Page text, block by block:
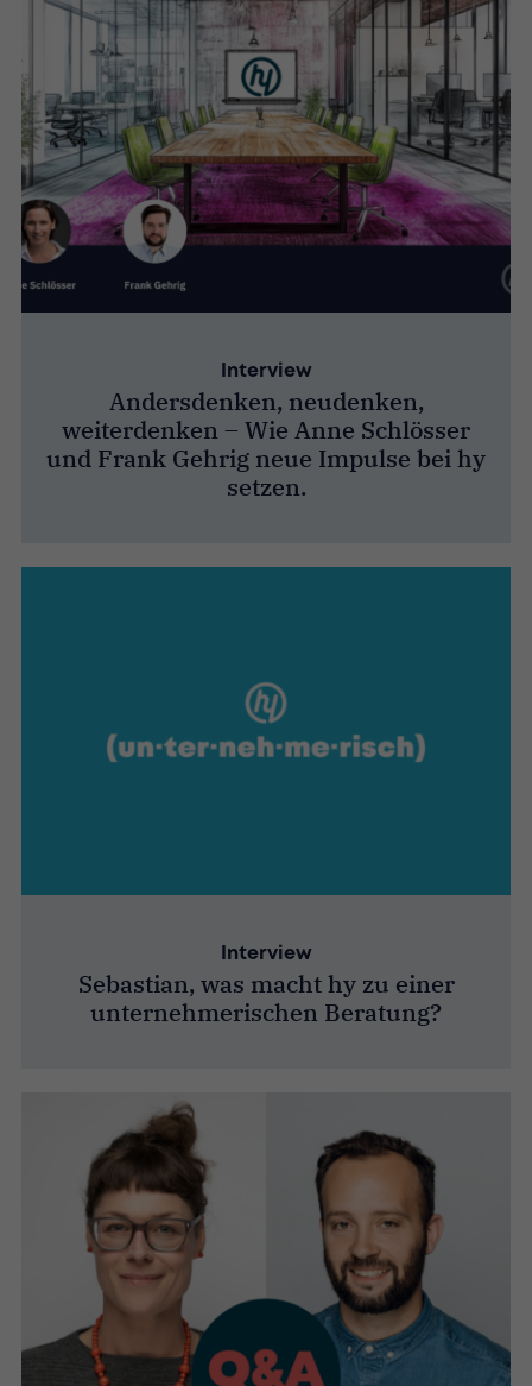
Interview
Andersdenken, neudenken,
weiterdenken – Wie Anne Schlösser
und Frank Gehrig neue Impulse bei hy
setzen.
Interview
Sebastian, was macht hy zu einer
unternehmerischen Beratung?